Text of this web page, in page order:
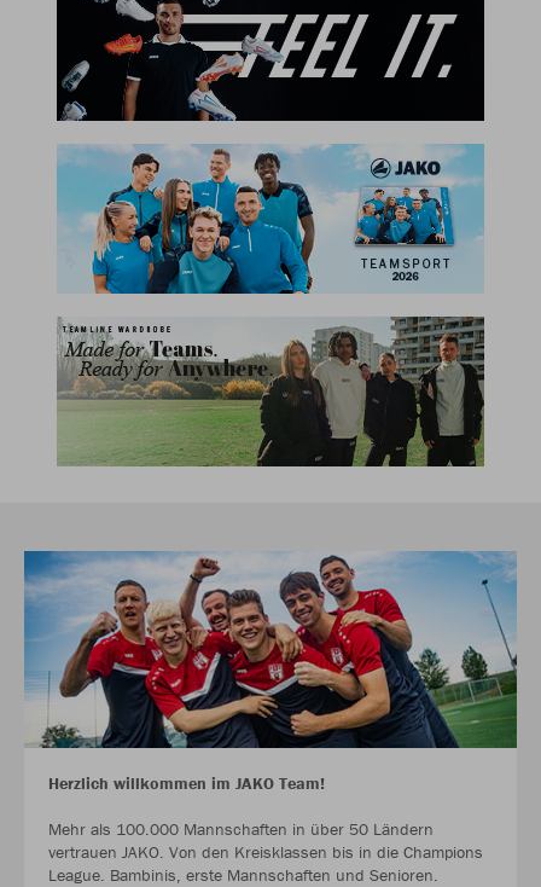
Herzlich willkommen im JAKO Team!
Mehr als 100.000 Mannschaften in über 50 Ländern
vertrauen JAKO. Von den Kreisklassen bis in die Champions
League. Bambinis, erste Mannschaften und Senioren.